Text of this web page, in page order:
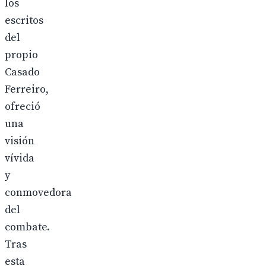
los
escritos
del
propio
Casado
Ferreiro,
ofreció
una
visión
vívida
y
conmovedora
del
combate.
Tras
esta